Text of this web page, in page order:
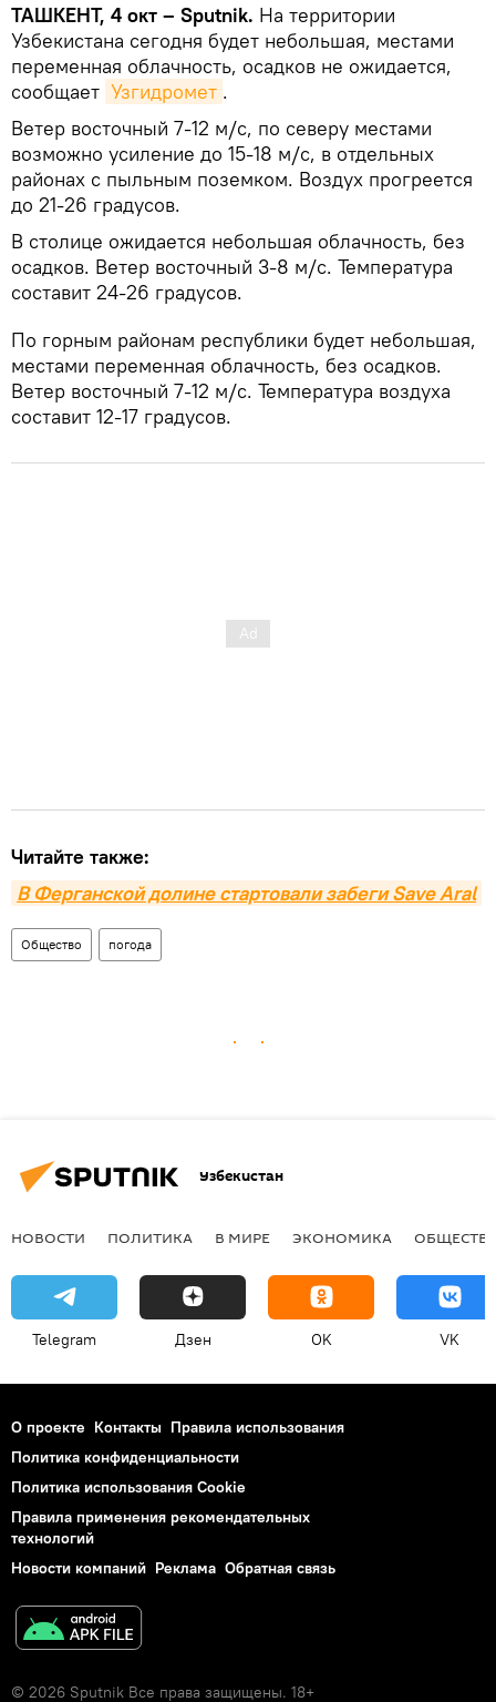
ТАШКЕНТ, 4 окт – Sputnik. На территории
Узбекистана сегодня будет небольшая, местами
переменная облачность, осадков не ожидается,
сообщает Узгидромет .
Ветер восточный 7-12 м/c, по северу местами
возможно усиление до 15-18 м/с, в отдельных
районах с пыльным поземком. Воздух прогреется
до 21-26 градусов.
В столице ожидается небольшая облачность, без
осадков. Ветер восточный 3-8 м/с. Температура
составит 24-26 градусов.
По горным районам республики будет небольшая,
местами переменная облачность, без осадков.
Ветер восточный 7-12 м/с. Температура воздуха
составит 12-17 градусов.
Читайте также:
В Ферганской долине стартовали забеги Save Aral
Общество погода
Узбекистан
НОВОСТИ ПОЛИТИКА В МИРЕ ЭКОНОМИКА
Telegram Дзен OK VK
О проекте Контакты Правила использования
Политика конфиденциальности
Политика использования Cookie
Правила применения рекомендательных
технологий
Новости компаний Реклама Обратная связь
© 2026 Sputnik Все права защищены. 18+